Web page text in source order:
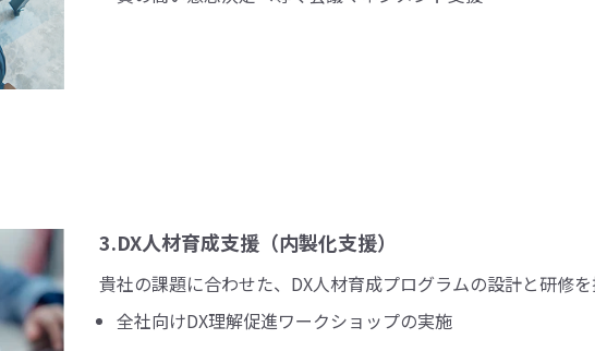
3.DX人材育成支援（内製化支援）
貴社の課題に合わせた、DX人材育成プログラムの設計と研修
全社向けDX理解促進ワークショップの実施